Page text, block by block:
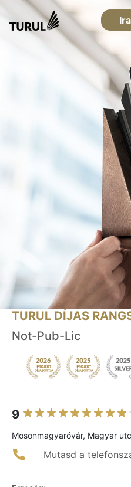
TURUL DÍJAS
Not-Pub-Lic
9
Mosonmagyaróvár, Magyar
Mutasd a